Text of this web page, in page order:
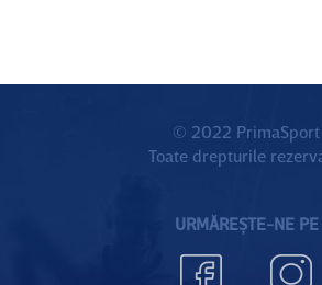
© 2022 PrimaSport
Toate drepturile
URMĂREȘTE-NE PE